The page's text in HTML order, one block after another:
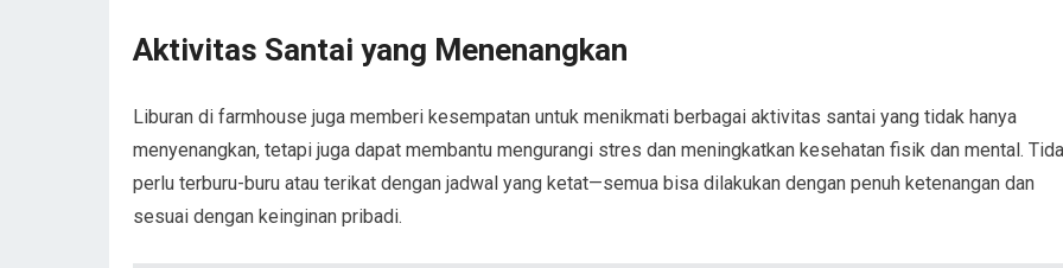
Aktivitas Santai yang Menenangkan
Liburan di farmhouse juga memberi kesempatan untuk menikmati berbagai aktivitas santai yang tidak hanya
menyenangkan, tetapi juga dapat membantu mengurangi stres dan meningkatkan kesehatan fisik dan mental.
perlu terburu-buru atau terikat dengan jadwal yang ketat—semua bisa dilakukan dengan penuh ketenangan dan
sesuai dengan keinginan pribadi.